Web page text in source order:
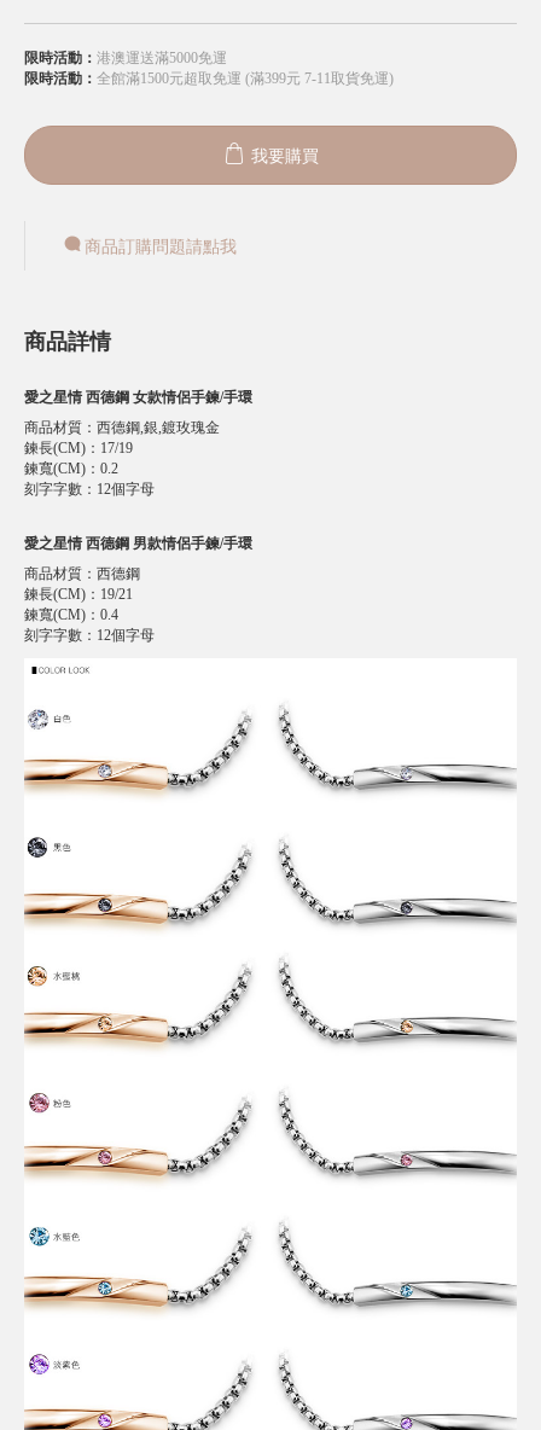
限時活動： 港澳運送滿5000免運
限時活動： 全館滿1500元超取免運 (滿399元 7-11取貨免運)
我要購買
商品訂購問題請點我
商品詳情
愛之星情 西德鋼 女款情侶手鍊/手環
商品材質 ： 西德鋼,銀,鍍玫瑰金
鍊長(CM) ： 17/19
鍊寬(CM) ： 0.2
刻字字數 ： 12個字母
愛之星情 西德鋼 男款情侶手鍊/手環
商品材質 ： 西德鋼
鍊長(CM) ： 19/21
鍊寬(CM) ： 0.4
刻字字數 ： 12個字母